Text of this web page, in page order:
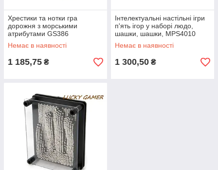
Хрестики та нотки гра
дорожня з морськими
атрибутами GS386
Немає в наявності
1 185,75 ₴
Інтелектуальні настільні ігри
п'ять ігор у наборі людо,
шашки, шашки, MPS4010
хрестики нулики
Немає в наявності
1 300,50 ₴